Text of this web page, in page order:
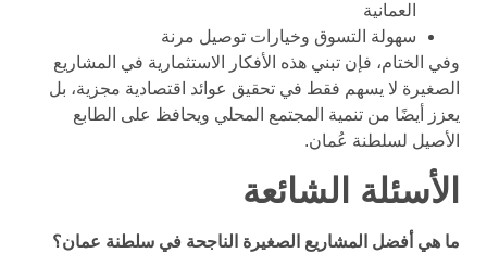
العمانية
سهولة التسوق وخيارات توصيل مرنة
وفي الختام، فإن تبني هذه الأفكار الاستثمارية في المشاريع
الصغيرة لا يسهم فقط في تحقيق عوائد اقتصادية مجزية، بل
يعزز أيضًا من تنمية المجتمع المحلي ويحافظ على الطابع
الأصيل لسلطنة عُمان.
الأسئلة الشائعة
ما هي أفضل المشاريع الصغيرة الناجحة في سلطنة عمان؟